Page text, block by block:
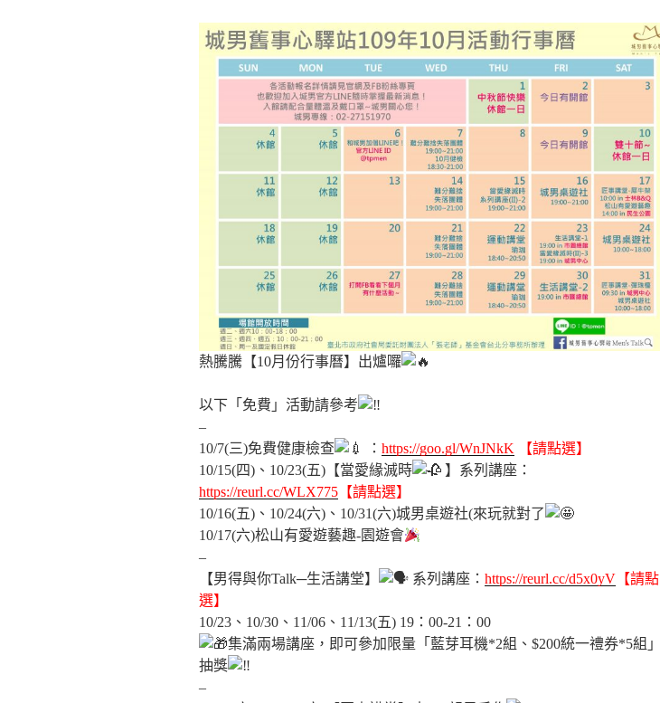
熱騰騰【10月份行事曆】出爐囉
以下「免費」活動請參考
–
10/7(三)免費健康檢查
： https://goo.gl/WnJNkK 【請點選】
10/15(四)、10/23(五)【當愛緣滅時
】系列講座：
https://reurl.cc/WLX775 【請點選】
10/16(五)、10/24(六)、10/31(六)城男桌遊社(來玩就對了
10/17(六)松山有愛遊藝趣-園遊會
–
【男得與你Talk─生活講堂】
系列講座： https://reurl.cc/d5x0yV 【請點
選】
10/23、10/30、11/06、11/13(五) 19：00-21：00
集滿兩場講座，即可參加限量「藍芽耳機*2組、$200統一禮券*5組」
抽獎
–